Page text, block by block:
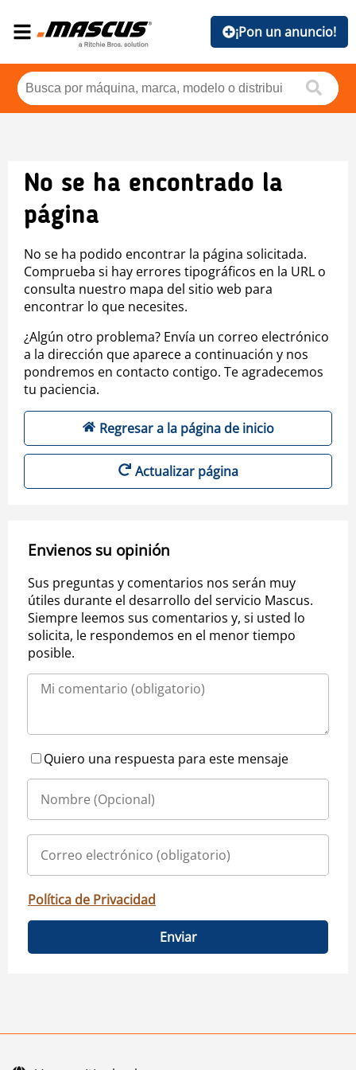
¡Pon un anuncio!
No se ha encontrado la
página
No se ha podido encontrar la página solicitada.
Comprueba si hay errores tipográficos en la URL o
consulta nuestro mapa del sitio web para
encontrar lo que necesites.
¿Algún otro problema? Envía un correo electrónico
a la dirección que aparece a continuación y nos
pondremos en contacto contigo. Te agradecemos
tu paciencia.
Regresar a la página de inicio
Actualizar página
Envienos su opinión
Sus preguntas y comentarios nos serán muy
útiles durante el desarrollo del servicio Mascus.
Siempre leemos sus comentarios y, si usted lo
solicita, le respondemos en el menor tiempo
posible.
Quiero una respuesta para este mensaje
Política de Privacidad
Enviar